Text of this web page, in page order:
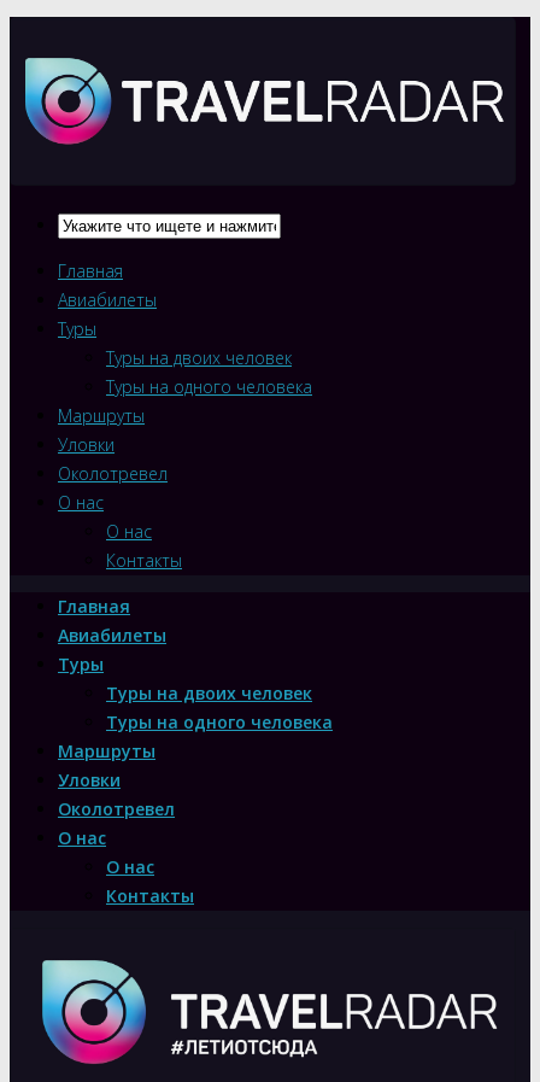
Главная
Авиабилеты
Туры
Туры на двоих человек
Туры на одного человека
Маршруты
Уловки
Околотревел
О нас
О нас
Контакты
Главная
Авиабилеты
Туры
Туры на двоих человек
Туры на одного человека
Маршруты
Уловки
Околотревел
О нас
О нас
Контакты